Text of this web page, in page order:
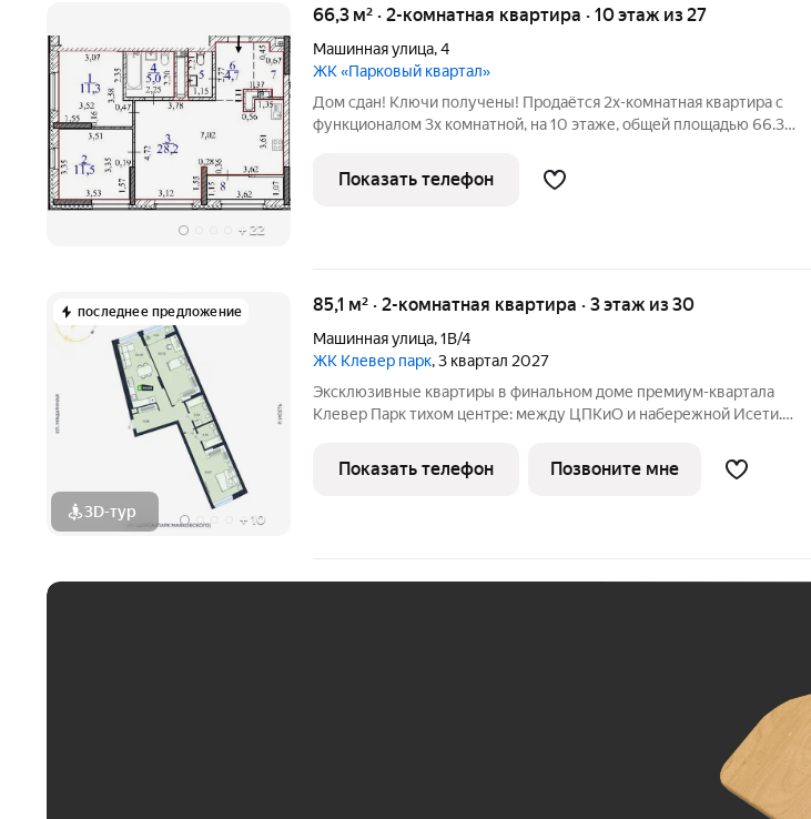
+ 22
66,3 м² · 2-комнатная квартира · 10 этаж из 27
Машинная улица,4
ЖК «Парковый квартал»
Дом сдан! Ключи получены! Продаётся 2х-комнaтнaя квартира с
функционалом 3х комнатной, на 10 этаже, общей площадью 66.3
гардеробной, кухня-гостиная, 2 изолированные спальни, 2
санузла,
Показать телефон
последнее предложение
3D-тур + 10
85,1 м² · 2-комнатная квартира · 3 этаж из 30
Машинная улица,1В/4
ЖК Клевер парк, 3 квартал 2027
Эксклюзивные квартиры в финальном доме премиум-квартала
Клевер Парк тихом центре: между ЦПКиО и набережной Исети.
теплой лоджией, панорамным остеклением, открывающим
завораживающие виды, и
Показать телефон Позвоните мне